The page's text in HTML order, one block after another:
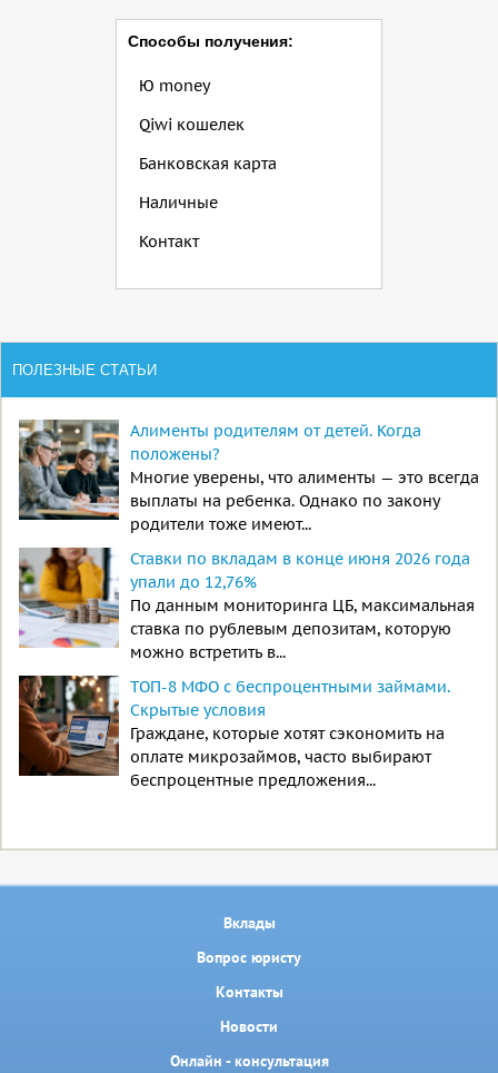
Способы получения:
Ю money
Qiwi кошелек
Банковская карта
Наличные
Контакт
ПОЛЕЗНЫЕ СТАТЬИ
Алименты родителям от детей. Когда
положены?
Многие уверены, что алименты — это всегда
выплаты на ребенка. Однако по закону
родители тоже имеют...
Ставки по вкладам в конце июня 2026 года
упали до 12,76%
По данным мониторинга ЦБ, максимальная
ставка по рублевым депозитам, которую
можно встретить в...
ТОП-8 МФО с беспроцентными займами.
Скрытые условия
Граждане, которые хотят сэкономить на
оплате микрозаймов, часто выбирают
беспроцентные предложения...
Вклады
Вопрос юристу
Контакты
Новости
Онлайн - консультация